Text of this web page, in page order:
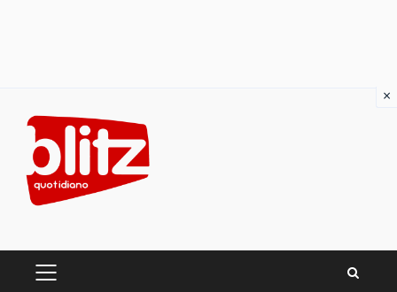
content
PRIMARY
×